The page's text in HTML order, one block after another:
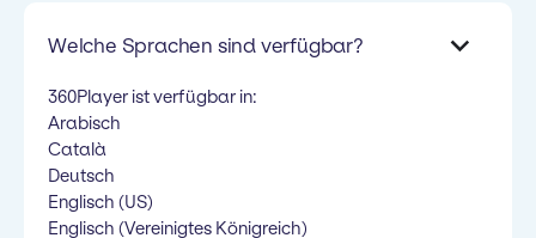
Welche Sprachen sind verfügbar?
360Player ist verfügbar in:
Arabisch
Català
Deutsch
Englisch (US)
Englisch (Vereinigtes Königreich)